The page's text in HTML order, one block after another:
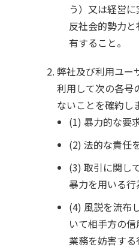
う）又は経営
反社会的勢力
有すること。
弊社及び利用ユー
利用して次の各号
ないことを確約し
(1) 暴力的な要
(2) 法的な責任
(3) 取引に関し
暴力を用いる行
(4) 風説を流布
いて相手方の
業務を妨害する